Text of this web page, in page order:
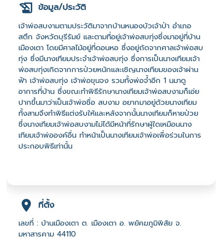
ข้อมูล/ประวัติ
เจ้าพ่อสบงามตามประวัติมาจากบ้านหนองบัวเจ้าป่า อำเภอ
สตึก จังหวัดบุรีรัมย์ และตามที่อยู่เจ้าพ่อสบทุ่งซึ่งมาอยู่ที่บ้าน
เมืองเตา โดยมีศาลไม้อยู่ที่ดอนหอ ซึ่งอยู่ถัดจากศาลเจ้าพ่อสบ
ทุ่ง ซึ่งมีนางเทียมประจำเจ้าพ่อสบทุ่ง ซึ่งการเป็นนางเทียมเจ้า
พ่อสบทุ่งเกิดจากการป่วยหนักและเชิญนางเทียมของเจ้าผ่าน
ฟ้า เจ้าพ่อสบทุ่ง เจ้าพ่อขุนจง รวมทั้งพ่อจ้ำอีก 1 นมาดู
อาการที่บ้าน ซึ่งขณะทำพิธีรักษานางเทียมเจ้าพ่อสบงามก็เอ่ย
ปากขึ้นมาว่าเป็นเจ้าพ่อชื่อ สบงาม อยากมาอยู่ด้วยนางเทียม
ทั้งสามจึงทำพิธีแต่งรับให้และหลังจากนั้นนางเทียมก็หายป่วย
ซึ่งนางเทียมเจ้าพ่อสบงามไม่ได้มีหน้าที่รักษาผู้ใดเหมือนนาง
เทียมเจ้าพ่อองค์อื่น ทำหน้าเป็นนางเทียมเจ้าพ่อเพื่อร่วมในการ
ประกอบพิธีเท่านั้น
ที่ตั้ง
เลขที่ : บ้านเมืองเตา ต. เมืองเตา อ. พยัคฆภูมิพิสัย จ.
มหาสารคาม 44110